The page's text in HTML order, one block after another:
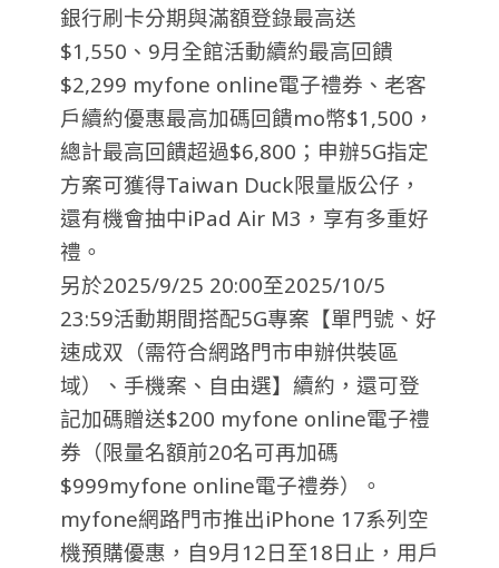
銀行刷卡分期與滿額登錄最高送
$1,550、9月全館活動續約最高回饋
$2,299 myfone online電子禮券、老客
戶續約優惠最高加碼回饋mo幣$1,500，
總計最高回饋超過$6,800；申辦5G指定
方案可獲得Taiwan Duck限量版公仔，
還有機會抽中iPad Air M3，享有多重好
禮。
另於2025/9/25 20:00至2025/10/5
23:59活動期間搭配5G專案【單門號、好
速成双（需符合網路門市申辦供裝區
域）、手機案、自由選】續約，還可登
記加碼贈送$200 myfone online電子禮
券（限量名額前20名可再加碼
$999myfone online電子禮券）。
myfone網路門市推出iPhone 17系列空
機預購優惠，自9月12日至18日止，用戶